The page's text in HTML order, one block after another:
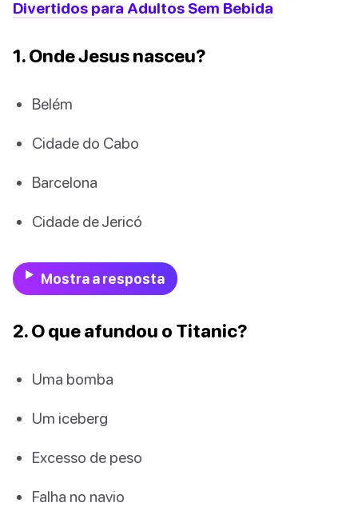
Divertidos para Adultos Sem Bebida
1. Onde Jesus nasceu?
Belém
Cidade do Cabo
Barcelona
Cidade de Jericó
Mostra a resposta
2. O que afundou o Titanic?
Uma bomba
Um iceberg
Excesso de peso
Falha no navio